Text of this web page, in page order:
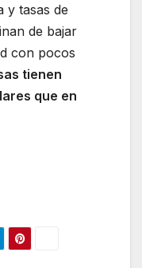
y tasas de
de bajar
con pocos
tienen
que en